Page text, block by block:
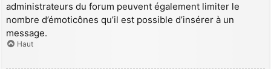
administrateurs du forum peuvent également limiter le
nombre d’émoticônes qu’il est possible d’insérer à un
message.
Haut